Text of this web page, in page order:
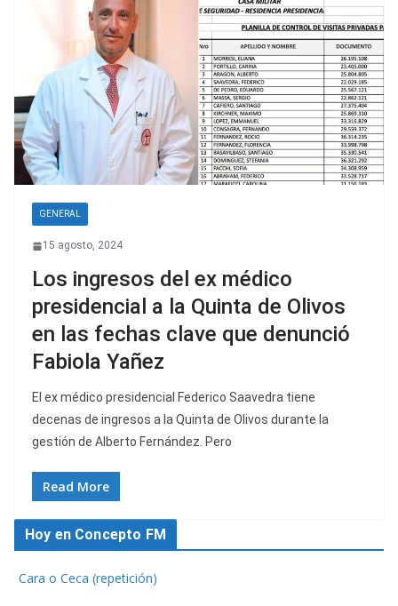
GENERAL
15 agosto, 2024
Los ingresos del ex médico
presidencial a la Quinta de Olivos
en las fechas clave que denunció
Fabiola Yañez
El ex médico presidencial Federico Saavedra tiene
decenas de ingresos a la Quinta de Olivos durante la
gestión de Alberto Fernández. Pero
Read More
Hoy en Concepto FM
Cara o Ceca (repetición)